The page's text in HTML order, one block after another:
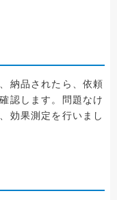
納品されたら、依頼
認します。問題なけ
効果測定を行いまし